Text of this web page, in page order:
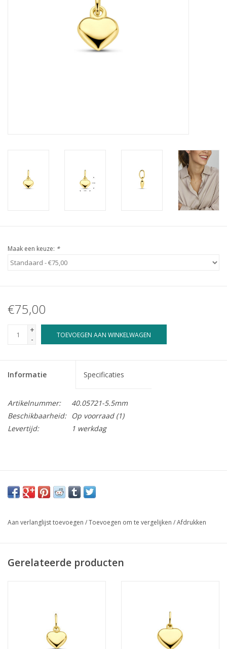
Maak een keuze: *
€75,00
+
-
TOEVOEGEN AAN WINKELWAGEN
Informatie Specificaties
Artikelnummer:
40.05721-5.5mm
Beschikbaarheid:
Op voorraad(1)
Levertijd:
1 werkdag
Aan verlanglijst toevoegen /Toevoegen om te vergelijken /Afdrukken
Gerelateerde producten